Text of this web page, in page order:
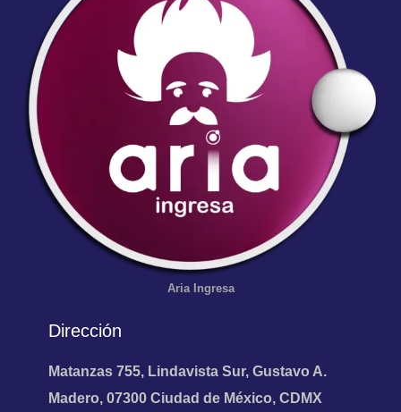
Aria Ingresa
Dirección
Matanzas 755, Lindavista Sur, Gustavo A.
Madero, 07300 Ciudad de México, CDMX